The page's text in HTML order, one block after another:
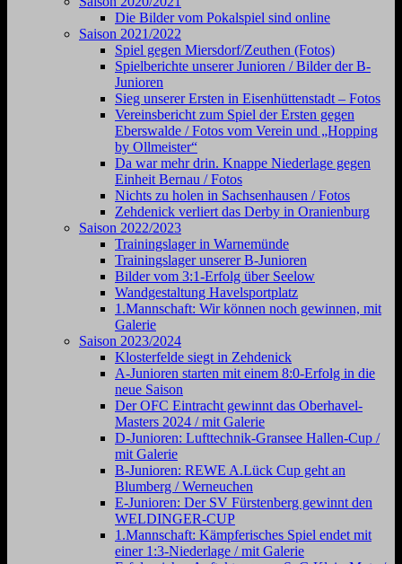
Die Bilder vom Pokalspiel sind online
Saison 2021/2022
Spiel gegen Miersdorf/Zeuthen (Fotos)
Spielberichte unserer Junioren / Bilder der B-
Junioren
Sieg unserer Ersten in Eisenhüttenstadt – Fotos
Vereinsbericht zum Spiel der Ersten gegen
Eberswalde / Fotos vom Verein und „Hopping
by Ollmeister“
Da war mehr drin. Knappe Niederlage gegen
Einheit Bernau / Fotos
Nichts zu holen in Sachsenhausen / Fotos
Zehdenick verliert das Derby in Oranienburg
Saison 2022/2023
Trainingslager in Warnemünde
Trainingslager unserer B-Junioren
Bilder vom 3:1-Erfolg über Seelow
Wandgestaltung Havelsportplatz
1.Mannschaft: Wir können noch gewinnen, mit
Galerie
Saison 2023/2024
Klosterfelde siegt in Zehdenick
A-Junioren starten mit einem 8:0-Erfolg in die
neue Saison
Der OFC Eintracht gewinnt das Oberhavel-
Masters 2024 / mit Galerie
D-Junioren: Lufttechnik-Gransee Hallen-Cup /
mit Galerie
B-Junioren: REWE A.Lück Cup geht an
Blumberg / Werneuchen
E-Junioren: Der SV Fürstenberg gewinnt den
WELDINGER-CUP
1.Mannschaft: Kämpferisches Spiel endet mit
einer 1:3-Niederlage / mit Galerie